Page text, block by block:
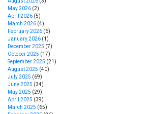
May 2026 (2)
April 2026 (5)
March 2026 (4)
February 2026 (6)
January 2026 (1)
December 2025 (7)
October 2025 (17)
September 2025 (21)
August 2025 (40)
July 2025 (69)
June 2025 (34)
May 2025 (29)
April 2025 (39)
March 2025 (65)